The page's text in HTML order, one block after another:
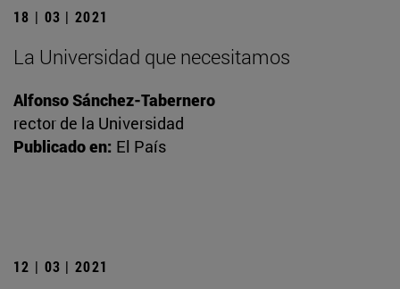
18 | 03 | 2021
La Universidad que necesitamos
Alfonso Sánchez-Tabernero
rector de la Universidad
Publicado en: El País
12 | 03 | 2021